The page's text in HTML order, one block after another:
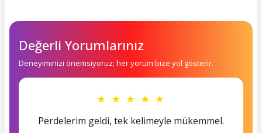
Değerli Yorumlarınız
Deneyiminizi önemsiyoruz; her yorum bize yol gösterir.
★ ★ ★ ★ ★
Perdelerim geldi, tek kelimeyle mükemmel.